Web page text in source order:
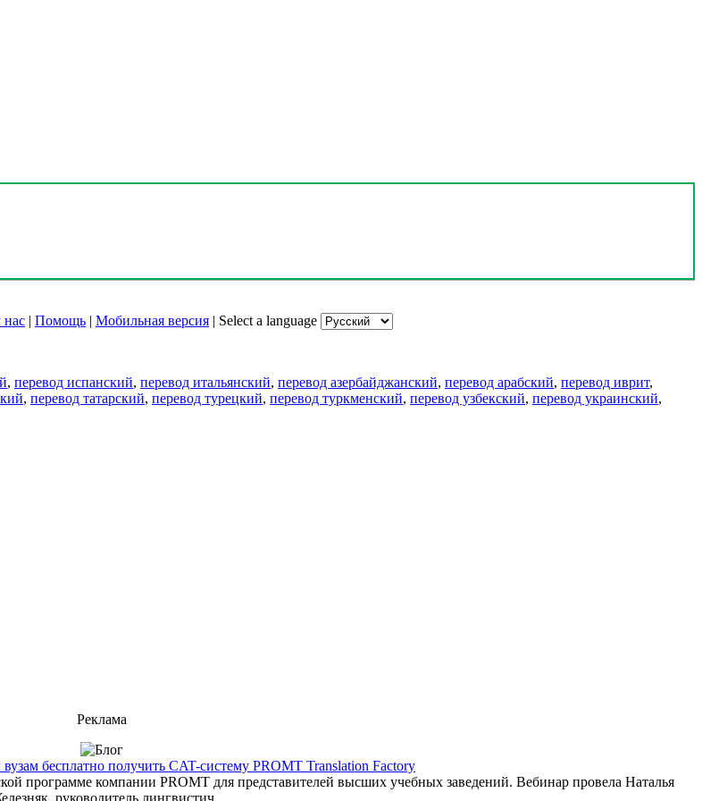
нас | Помощь | Мобильная версия | Select a language
, перевод испанский, перевод итальянский, перевод азербайджанский, перевод арабский, перевод иврит,
, перевод татарский, перевод турецкий, перевод туркменский, перевод узбекский, перевод украинский,
Реклама
бесплатно получить CAT-систему PROMT Translation Factory
программе компании PROMT для представителей высших учебных заведений. Вебинар провела Наталья